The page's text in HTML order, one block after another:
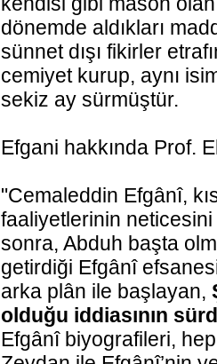
dönemde aldıkları
sünnet dışı fikirler
cemiyet kurup, aynı
sekiz ay sürmüştür.
Efgani hakkında Prof.
"Cemaleddin Efgânî,
faaliyetlerinin
sonra, Abduh başta
getirdiği Efgânî
arka plân ile başlayan,
olduğu iddiasının
Efgânî biyografileri,